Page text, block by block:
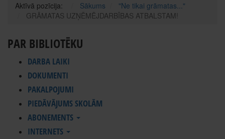
Aktīvā pozīcija: Sākums
"Ne tikai grāmatas..."
GRĀMATAS UZŅĒMĒJDARBĪBAS ATBALSTAM!
PAR BIBLIOTĒKU
DARBA LAIKI
DOKUMENTI
PAKALPOJUMI
PIEDĀVĀJUMS SKOLĀM
ABONEMENTS
INTERNETS